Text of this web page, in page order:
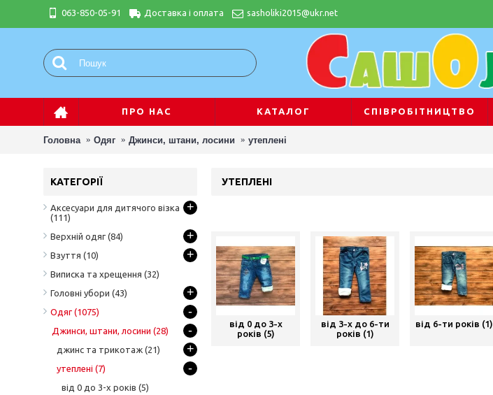
063-850-05-91 Доставка і оплата sasholiki2015@ukr.net
ПРО НАС КАТАЛОГ СПІВРОБІТНИЦТВО
Головна Одяг Джинси, штани, лосини утеплені
КАТЕГОРІЇ
Аксесуари для дитячого візка
(111)
+
Верхній одяг (84) +
Взуття (10) +
Виписка та хрещення (32)
Головні убори (43) +
Одяг (1075) -
Джинси, штани, лосини (28) -
джинс та трикотаж (21) +
утеплені (7) -
від 0 до 3-х років (5)
УТЕПЛЕНІ
від 0 до 3-х
років (5)
від 3-х до 6-ти
років (1)
від 6-ти років (1)